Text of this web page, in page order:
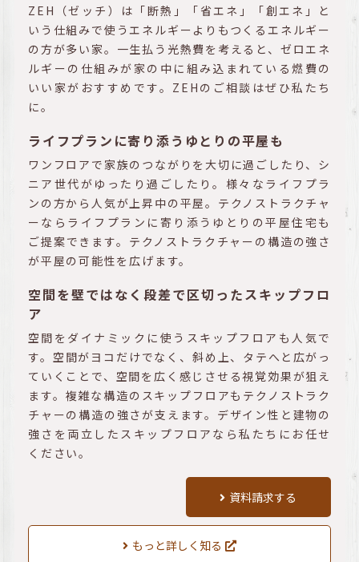
ZEH（ゼッチ）は「断熱」「省エネ」「創エネ」と
いう仕組みで使うエネルギーよりもつくるエネルギー
の方が多い家。一生払う光熱費を考えると、ゼロエネ
ルギーの仕組みが家の中に組み込まれている燃費の
いい家がおすすめです。ZEHのご相談はぜひ私たち
に。
ライフプランに寄り添うゆとりの平屋も
ワンフロアで家族のつながりを大切に過ごしたり、シ
ニア世代がゆったり過ごしたり。様々なライフプラ
ンの方から人気が上昇中の平屋。テクノストラクチャ
ーならライフプランに寄り添うゆとりの平屋住宅も
ご提案できます。テクノストラクチャーの構造の強さ
が平屋の可能性を広げます。
空間を壁ではなく段差で区切ったスキップフロ
ア
空間をダイナミックに使うスキップフロアも人気で
す。空間がヨコだけでなく、斜め上、タテへと広がっ
ていくことで、空間を広く感じさせる視覚効果が狙え
ます。複雑な構造のスキップフロアもテクノストラク
チャーの構造の強さが支えます。デザイン性と建物の
強さを両立したスキップフロアなら私たちにお任せ
ください。
資料請求する
もっと詳しく知る